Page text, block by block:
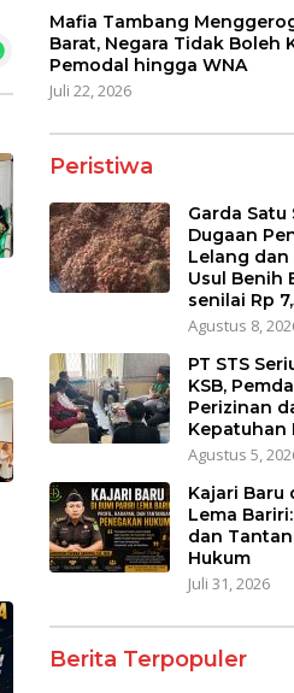
Mafia Tambang
Barat, Negara Tidak Boleh
Pemodal hingga WNA
Juli 22, 2026
Peristiwa
Garda Satu
Dugaan
Lelang dan
Usul Benih
senilai Rp
Agustus 8,
PT STS
KSB,
Perizinan
Kepatuhan
Agustus 5,
Kajari Baru
Lema
dan
Hukum
Juli 31, 2026
Berita Terpopuler